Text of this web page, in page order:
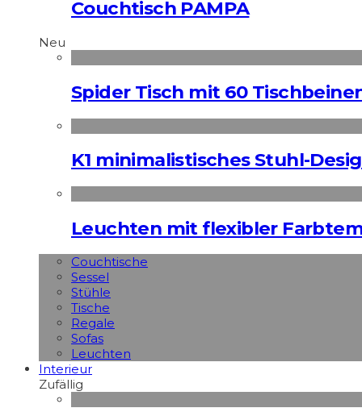
Couchtisch PAMPA
Neu
Spider Tisch mit 60
K1 minimalistisches Stuhl-
Leuchten mit flexibler
Couchtische
Sessel
Stühle
Tische
Regale
Sofas
Leuchten
Interieur
Zufällig